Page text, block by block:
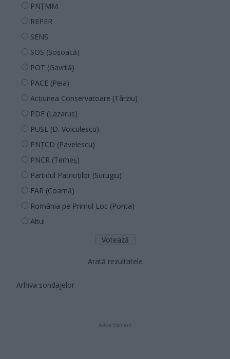
PNȚMM
REPER
SENS
SOS (Șoșoacă)
POT (Gavrilă)
PACE (Peia)
Acțiunea Conservatoare (Târziu)
PDF (Lazarus)
PUSL (D. Voiculescu)
PNȚCD (Pavelescu)
PNCR (Terheș)
Partidul Patrioților (Surugiu)
FAR (Coarnă)
România pe Primul Loc (Ponta)
Altul
Arată rezultatele
Arhiva sondajelor
- Advertisment -